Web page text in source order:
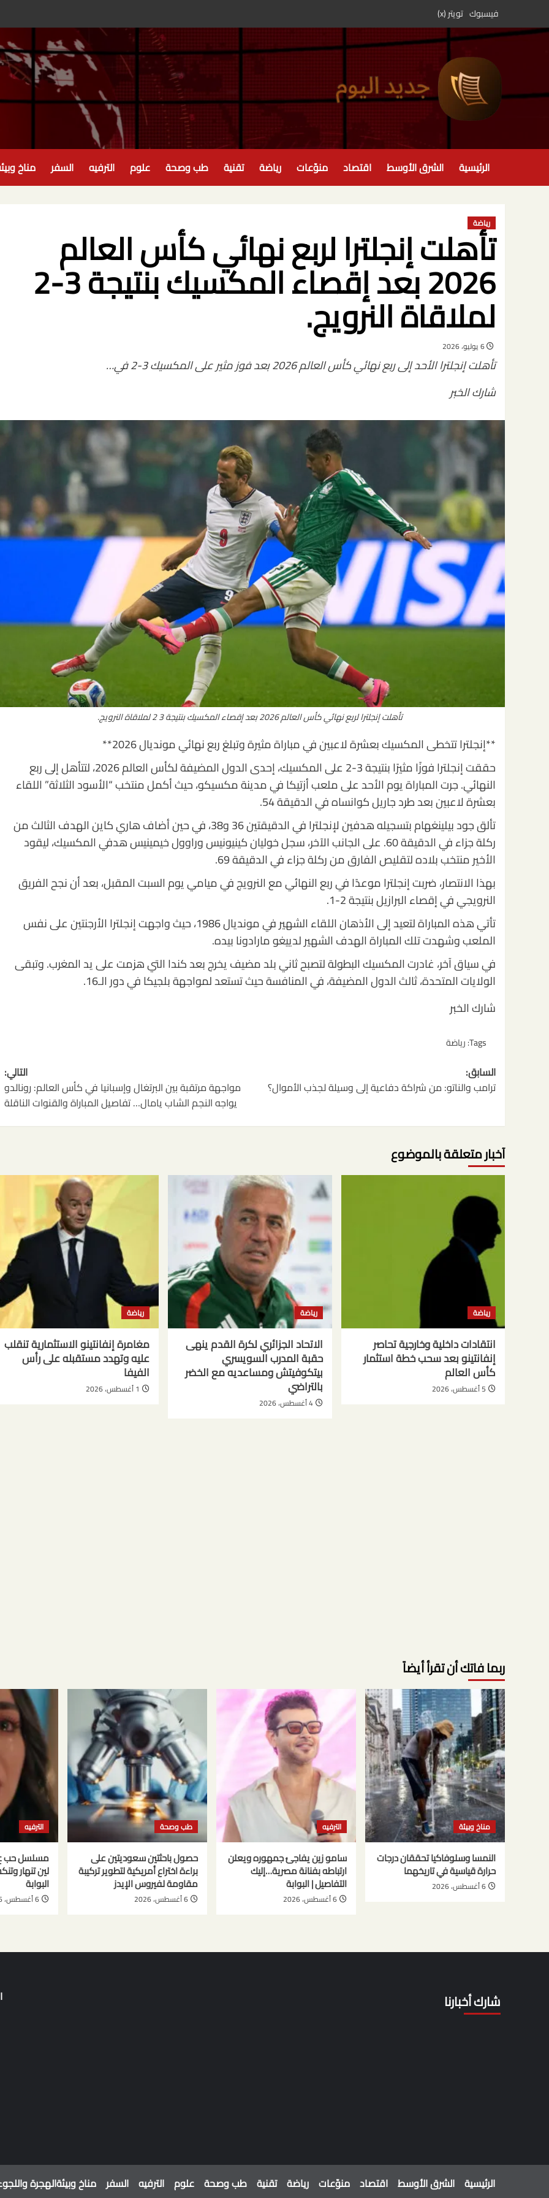
المحتوى
فيسبوك تويتر (x)
الرئيسية الشرق الأوسط اقتصاد منوّعات رياضة تقنية طب وصحة علوم الترفيه السفر مناخ
رياضة
تأهلت إنجلترا لربع نهائي كأس العالم
2026 بعد إقصاء المكسيك بنتيجة 3-2
لملاقاة النرويج.
6 يوليو، 2026
تأهلت إنجلترا الأحد إلى ربع نهائي كأس العالم 2026 بعد فوز مثير على المكسيك 3-2 في…
شارك الخبر
تأهلت إنجلترا لربع نهائي كأس العالم 2026 بعد إقصاء المكسيك بنتيجة 3 2 لملاقاة النرويج.
**إنجلترا تتخطى المكسيك بعشرة لاعبين في مباراة مثيرة وتبلغ ربع نهائي مونديال 2026**
حققت إنجلترا فوزًا مثيرًا بنتيجة 3-2 على المكسيك، إحدى الدول المضيفة لكأس العالم 2026، لتتأهل إلى ربع
النهائي. جرت المباراة يوم الأحد على ملعب أزتيكا في مدينة مكسيكو، حيث أكمل منتخب “الأسود الثلاثة” اللقاء
بعشرة لاعبين بعد طرد جاريل كوانساه في الدقيقة 54.
تألق جود بيلينغهام بتسجيله هدفين لإنجلترا في الدقيقتين 36 و38، في حين أضاف هاري كاين الهدف الثالث من
ركلة جزاء في الدقيقة 60. على الجانب الآخر، سجل خوليان كينيونيس وراوول خيمينيس هدفي المكسيك، ليقود
الأخير منتخب بلاده لتقليص الفارق من ركلة جزاء في الدقيقة 69.
بهذا الانتصار، ضربت إنجلترا موعدًا في ربع النهائي مع النرويج في ميامي يوم السبت المقبل، بعد أن نجح الفريق
النرويجي في إقصاء البرازيل بنتيجة 2-1.
تأتي هذه المباراة لتعيد إلى الأذهان اللقاء الشهير في مونديال 1986، حيث واجهت إنجلترا الأرجنتين على نفس
الملعب وشهدت تلك المباراة الهدف الشهير لدييغو مارادونا بيده.
في سياق آخر، غادرت المكسيك البطولة لتصبح ثاني بلد مضيف يخرج بعد كندا التي هزمت على يد المغرب. وتبقى
الولايات المتحدة، ثالث الدول المضيفة، في المنافسة حيث تستعد لمواجهة بلجيكا في دور الـ16.
شارك الخبر
Tags: رياضة
تصفّح
المقالات
السابق:
ترامب والناتو: من شراكة دفاعية إلى وسيلة لجذب الأموال؟
التالي:
مواجهة مرتقبة بين البرتغال وإسبانيا في كأس العالم: رونالدو
يواجه النجم الشاب يامال… تفاصيل المباراة والقنوات الناقلة
آخبار متعلقة بالموضوع
رياضة
انتقادات داخلية وخارجية تحاصر
إنفانتينو بعد سحب خطة استثمار
كأس العالم
5 أغسطس، 2026
رياضة
الاتحاد الجزائري لكرة القدم ينهى
حقبة المدرب السويسري
بيتكوفيتش ومساعديه مع الخضر
بالتراضي
4 أغسطس، 2026
رياضة
مغامرة إنفانتينو الاستثمارية تنقلب
عليه وتهدد مستقبله على رأس
الفيفا
1 أغسطس، 2026
ربما فاتك أن تقرأ أيضاً
مناخ وبيئة
النمسا وسلوفاكيا تحققان درجات
حرارة قياسية في تاريخهما
6 أغسطس، 2026
الترفيه
سامو زين يفاجئ جمهوره ويعلن
ارتباطه بفنانة مصرية…إليك
التفاصيل | البوابة
6 أغسطس، 2026
طب وصحة
حصول باحثتين سعوديتين على
براءة اختراع أمريكية لتطوير تركيبة
مقاومة لفيروس الإيدز
6 أغسطس، 2026
الترفيه
لين تنهار
البوابة
6 أغسطس، 2026
شارك أخبارنا
الرئيسية الشرق الأوسط اقتصاد منوّعات رياضة تقنية طب وصحة علوم الترفيه السفر مناخ وبيئةالهجرة